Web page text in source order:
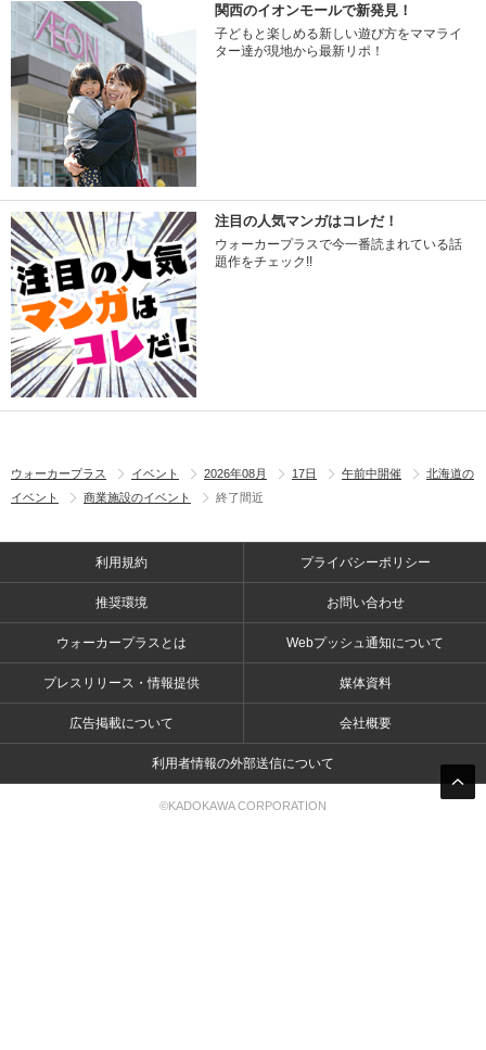
関西のイオンモールで新発見！
子どもと楽しめる新しい遊び方をママライ
ター達が現地から最新リポ！
注目の人気マンガはコレだ！
ウォーカープラスで今一番読まれている話
題作をチェック!!
ウォーカープラス イベント 2026年08月 17日 午前中開催
北海道の
イベント
商業施設のイベント 終了間近
利用規約 プライバシーポリシー
推奨環境 お問い合わせ
ウォーカープラスとは Webプッシュ通知について
プレスリリース・情報提供 媒体資料
広告掲載について 会社概要
利用者情報の外部送信について
©KADOKAWA CORPORATION